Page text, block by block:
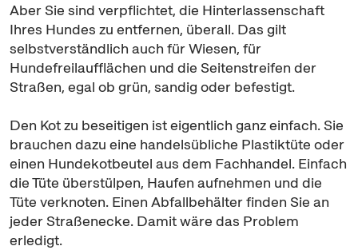
Aber Sie sind verpflichtet, die Hinterlassenschaft
Ihres Hundes zu entfernen, überall. Das gilt
selbstverständlich auch für Wiesen, für
Hundefreilaufflächen und die Seitenstreifen der
Straßen, egal ob grün, sandig oder befestigt.
Den Kot zu beseitigen ist eigentlich ganz einfach. Sie
brauchen dazu eine handelsübliche Plastiktüte oder
einen Hundekotbeutel aus dem Fachhandel. Einfach
die Tüte überstülpen, Haufen aufnehmen und die
Tüte verknoten. Einen Abfallbehälter finden Sie an
jeder Straßenecke. Damit wäre das Problem
erledigt.